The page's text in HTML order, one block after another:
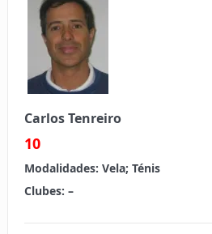
Carlos Tenreiro
10
Modalidades: Vela; Ténis
Clubes: –